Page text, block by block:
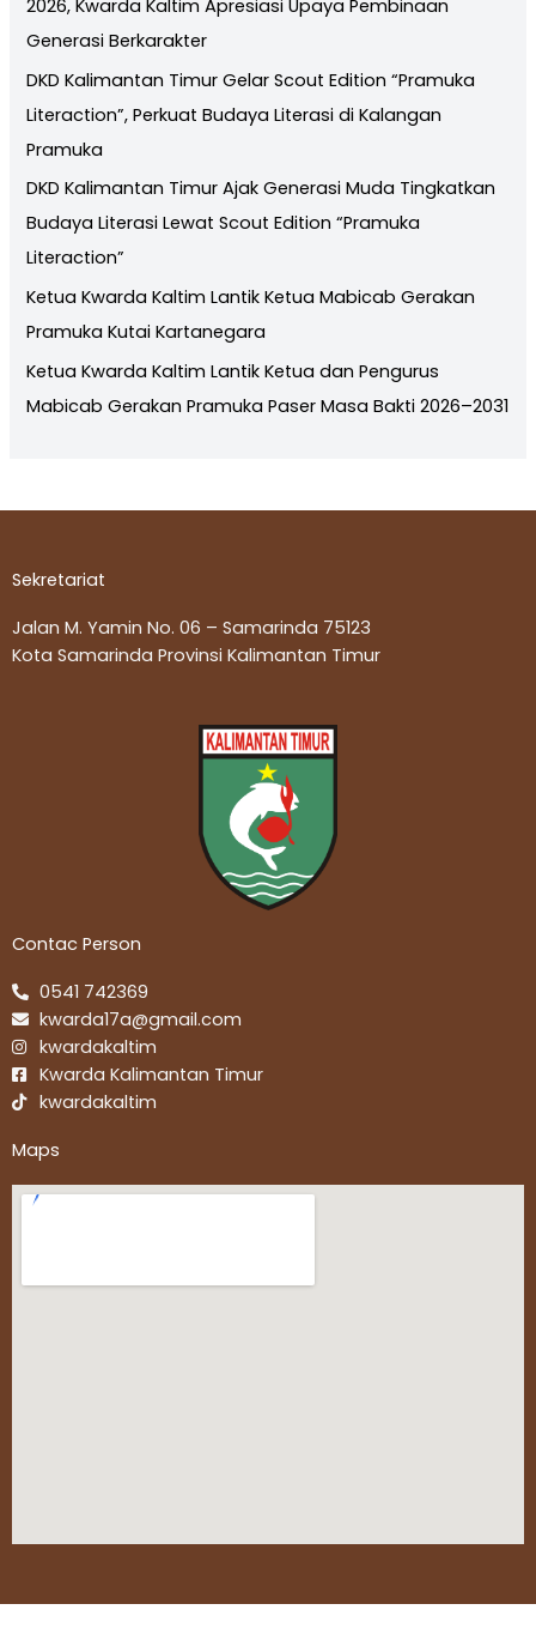
2026, Kwarda Kaltim Apresiasi Upaya Pembinaan
Generasi Berkarakter
DKD Kalimantan Timur Gelar Scout Edition “Pramuka
Literaction”, Perkuat Budaya Literasi di Kalangan
Pramuka
DKD Kalimantan Timur Ajak Generasi Muda Tingkatkan
Budaya Literasi Lewat Scout Edition “Pramuka
Literaction”
Ketua Kwarda Kaltim Lantik Ketua Mabicab Gerakan
Pramuka Kutai Kartanegara
Ketua Kwarda Kaltim Lantik Ketua dan Pengurus
Mabicab Gerakan Pramuka Paser Masa Bakti 2026–2031
Sekretariat
Jalan M. Yamin No. 06 – Samarinda 75123
Kota Samarinda Provinsi Kalimantan Timur
Contac Person
0541 742369
kwarda17a@gmail.com
kwardakaltim
Kwarda Kalimantan Timur
kwardakaltim
Maps